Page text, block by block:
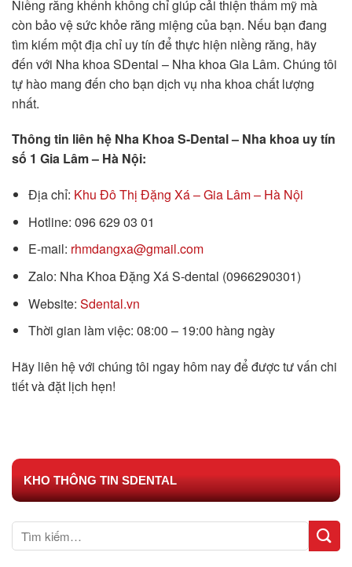
Niềng răng khểnh không chỉ giúp cải thiện thẩm mỹ mà
còn bảo vệ sức khỏe răng miệng của bạn. Nếu bạn đang
tìm kiếm một địa chỉ uy tín để thực hiện niềng răng, hãy
đến với Nha khoa SDental – Nha khoa Gia Lâm. Chúng tôi
tự hào mang đến cho bạn dịch vụ nha khoa chất lượng
nhất.
Thông tin liên hệ Nha Khoa S-Dental – Nha khoa uy tín
số 1 Gia Lâm – Hà Nội:
Địa chỉ: Khu Đô Thị Đặng Xá – Gia Lâm – Hà Nội
Hotline: 096 629 03 01
E-mail: rhmdangxa@gmail.com
Zalo: Nha Khoa Đặng Xá S-dental (0966290301)
Website: Sdental.vn
Thời gian làm việc: 08:00 – 19:00 hàng ngày
Hãy liên hệ với chúng tôi ngay hôm nay để được tư vấn chi
tiết và đặt lịch hẹn!
KHO THÔNG TIN SDENTAL